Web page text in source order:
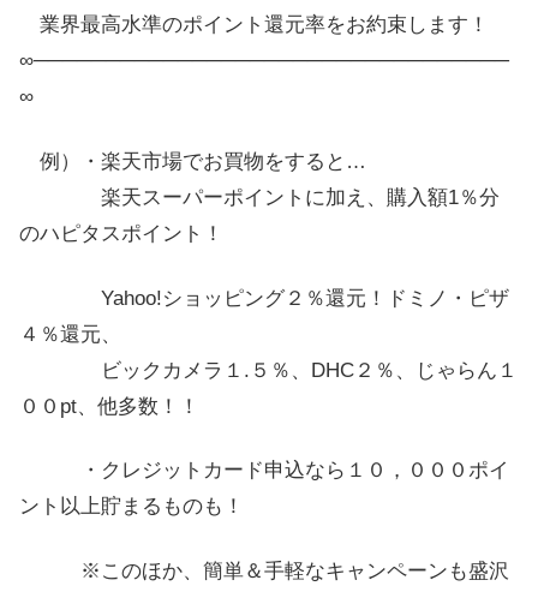
業界最高水準のポイント還元率をお約束します！
∞─────────────────────────────────
∞
例）・楽天市場でお買物をすると…
楽天スーパーポイントに加え、購入額1％分
のハピタスポイント！
Yahoo!ショッピング２％還元！ドミノ・ピザ
４％還元、
ビックカメラ１.５％、DHC２％、じゃらん１
００pt、他多数！！
・クレジットカード申込なら１０，０００ポイ
ント以上貯まるものも！
※このほか、簡単＆手軽なキャンペーンも盛沢